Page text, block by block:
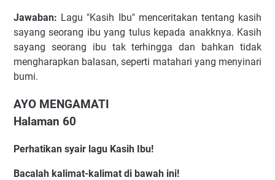
Jawaban: Lagu "Kasih Ibu" menceritakan tentang kasih
sayang seorang ibu yang tulus kepada anakknya. Kasih
sayang seorang ibu tak terhingga dan bahkan tidak
mengharapkan balasan, seperti matahari yang menyinari
bumi.
AYO MENGAMATI
Halaman 60
Perhatikan syair lagu Kasih Ibu!
Bacalah kalimat-kalimat di bawah ini!